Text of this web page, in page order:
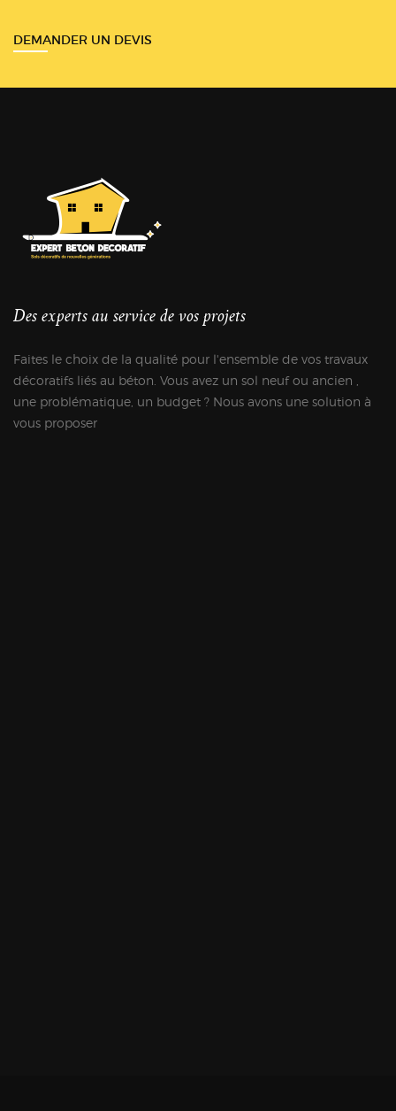
DEMANDER UN DEVIS
Des experts au service de vos projets
Faites le choix de la qualité pour l'ensemble de vos travaux
décoratifs liés au béton. Vous avez un sol neuf ou ancien ,
une problématique, un budget ? Nous avons une solution à
vous proposer